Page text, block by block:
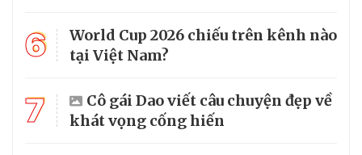
6
World Cup 2026 chiếu trên kênh nào
tại Việt Nam?
7
Cô gái Dao viết câu chuyện đẹp về
khát vọng cống hiến